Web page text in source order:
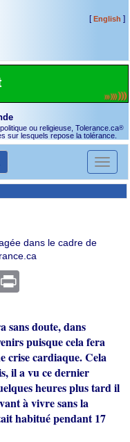
[English ]
ou religieuse, Tolerance.ca®
sur lesquels repose la tolérance.
Toggle
dans le cadre de
sans doute, dans
puisque cela fera
crise cardiaque. Cela
il a vu ce dernier
heures plus tard il
à vivre sans la
habitué pendant 17